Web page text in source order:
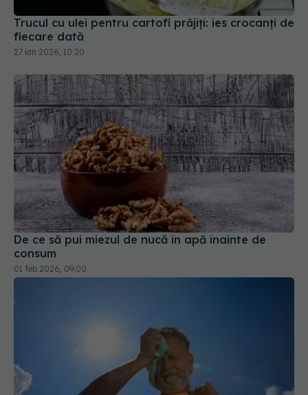
Trucul cu ulei pentru cartofi prăjiți: ies crocanți de
fiecare dată
27 ian 2026, 10:20
De ce să pui miezul de nucă în apă înainte de
consum
01 feb 2026, 09:00